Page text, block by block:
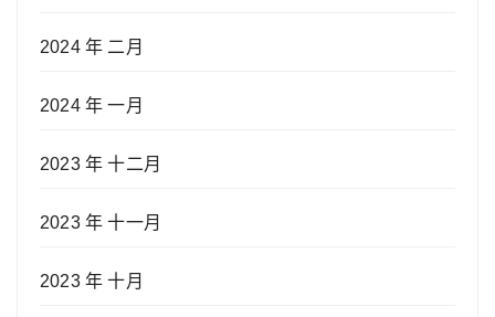
2024 年 二月
2024 年 一月
2023 年 十二月
2023 年 十一月
2023 年 十月